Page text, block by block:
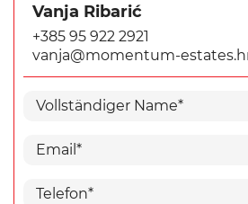
Vanja Ribarić
+385 95 922 2921
vanja@momentum-